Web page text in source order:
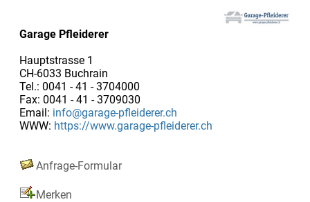
Garage Pfleiderer
Hauptstrasse 1
CH-6033 Buchrain
Tel.: 0041 - 41 - 3704000
Fax: 0041 - 41 - 3709030
Email: info@garage-pfleiderer.ch
WWW: https://www.garage-pfleiderer.ch
Anfrage-Formular
Merken